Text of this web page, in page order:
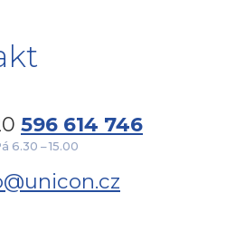
596 614 746
6.30 – 15.00